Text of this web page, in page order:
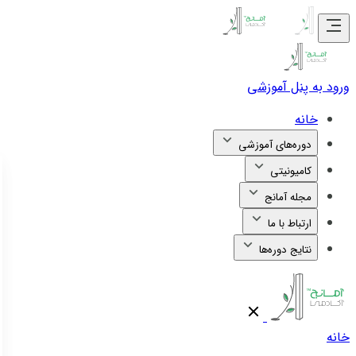
ورود به پنل آموزشی
خانه
دوره‌های آموزشی
کامیونیتی
مجله آمانج
ارتباط با ما
نتایج دوره‌ها
خانه